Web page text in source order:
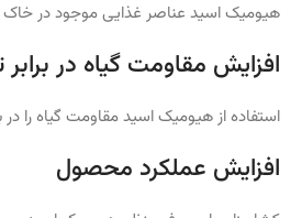
هیومیک اسید عناصر غذایی موجود در خاک
افزایش مقاومت گیاه در
استفاده از هیومیک اسید مقاومت گیاه
افزایش عملکرد محصول